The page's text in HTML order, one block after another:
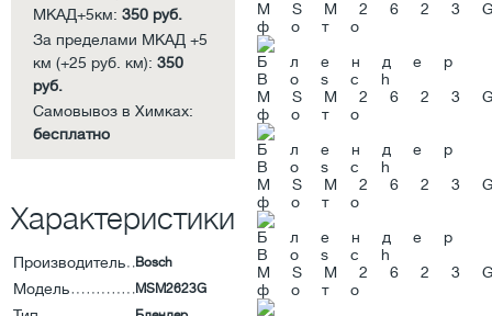
МКАД+5км: 350 руб.
За пределами МКАД +5
км (+25 руб. км): 350
руб.
Самовывоз в Химках:
бесплатно
Характеристики
Производитель Bosch
Модель MSM2623G